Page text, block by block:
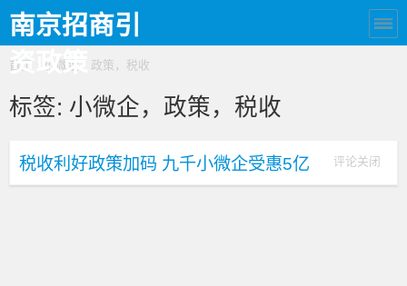
南京招商引
资政策
首页 › 小微企，政策，税收
标签: 小微企，政策，税收
税收利好政策加码 九千小微企受惠5亿 评论关闭